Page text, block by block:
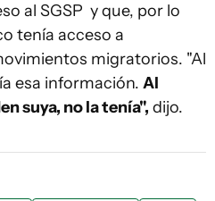
al SGSP y que, por lo
tenía acceso a
migratorios. "Al
esa información. Al
suya, no la tenía", dijo.